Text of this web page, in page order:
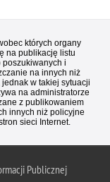
których organy
na publikację listu
i
na innych niż
w takiej sytuacji
na administratorze
z publikowaniem
innych niż policyjne
sieci Internet.
Publicznej